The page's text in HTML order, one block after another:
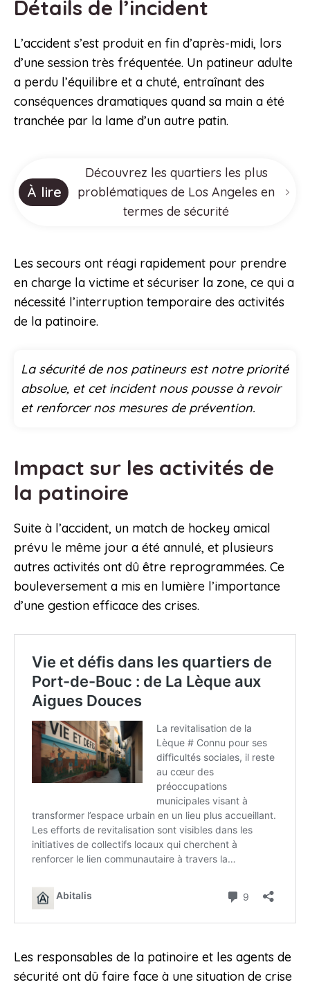
Détails de l’incident
L’accident s’est produit en fin d’après-midi, lors
d’une session très fréquentée. Un patineur adulte
a perdu l’équilibre et a chuté, entraînant des
conséquences dramatiques quand sa main a été
tranchée par la lame d’un autre patin.
À lire
Découvrez les quartiers les plus
problématiques de Los Angeles en
termes de sécurité
Les secours ont réagi rapidement pour prendre
en charge la victime et sécuriser la zone, ce qui a
nécessité l’interruption temporaire des activités
de la patinoire.
La sécurité de nos patineurs est notre priorité
absolue, et cet incident nous pousse à revoir
et renforcer nos mesures de prévention.
Impact sur les activités de
la patinoire
Suite à l’accident, un match de hockey amical
prévu le même jour a été annulé, et plusieurs
autres activités ont dû être reprogrammées. Ce
bouleversement a mis en lumière l’importance
d’une gestion efficace des crises.
Les responsables de la patinoire et les agents de
sécurité ont dû faire face à une situation de crise